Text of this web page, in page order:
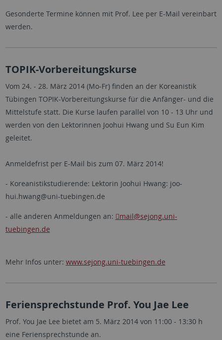
Gesonderte Termine können mit Prof. Lee per E-Mail vereinbart
werden.
TOPIK-Vorbereitungskurse
Vom 24. - 28. März 2014 (Mo-Fr) finden an der Koreanistik
Tübingen TOPIK-Vorbereitungskurse für die Anfänger- und die
Mittelstufe statt. Die Kurse laufen parallel von 10 - 13 Uhr und
werden von den Lektorinnen Joohui Hwang und Su Eun Kim
geleitet.
Anmeldefrist per E-Mail bis zum 07. März 2014!
- Koreanistikstudierende: Lektorin Joohui Hwang: joo-
hui.hwang@uni-tuebingen.de
- alle anderen Anmeldungen an: mail@sejong.uni-
tuebingen.de
Mehr Infos unter: www.sejong.uni-tuebingen.de
Feriensprechstunde Prof. You Jae Lee
Prof. You Jae Lee bietet am 5. März 2014 von 11:00 - 13:30 h
eine Feriensprechstunde an.